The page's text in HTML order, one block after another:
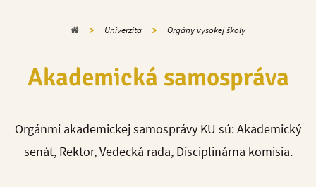
Domov Univerzita Orgány vysokej školy
Akademická samospráva
Orgánmi akademickej samosprávy KU sú: Akademický
senát, Rektor, Vedecká rada, Disciplinárna komisia.